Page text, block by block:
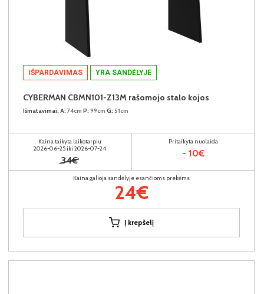
IŠPARDAVIMAS YRA SANDĖLYJE
CYBERMAN CBMN101-Z13M rašomojo stalo kojos
Išmatavimai: A: 74cm P: 99cm G: 51cm
Kaina taikyta laikotarpiu
2026-06-25 iki 2026-07-24
34€
Pritaikyta nuolaida
- 10€
Kaina galioja sandėlyje esančioms prekėms
24€
Į krepšelį